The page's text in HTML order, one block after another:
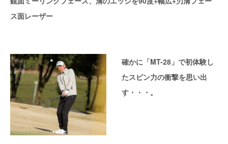
ス面レーザー
確かに「MT-28」で初体験し
たスピン力の衝撃を思い出
す・・・。